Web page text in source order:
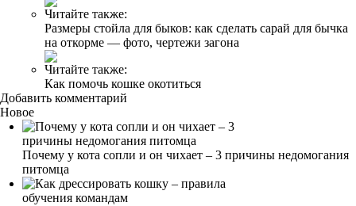
Читайте также:
Размеры стойла для быков: как сделать сарай для бычка
на откорме — фото, чертежи загона
Читайте также:
Как помочь кошке окотиться
Добавить комментарий
Новое
Почему у кота сопли и он чихает – 3 причины недомогания
питомца